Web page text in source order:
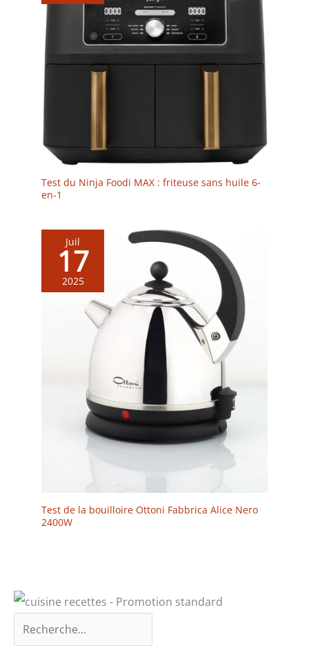
Test du Ninja Foodi MAX : friteuse sans huile 6-
en-1
Juil
17
2025
Test de la bouilloire Ottoni Fabbrica Alice Nero
2400W